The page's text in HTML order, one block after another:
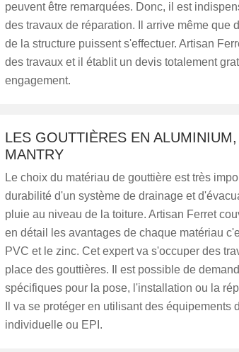
peuvent être remarquées. Donc, il est
des travaux de réparation. Il arrive même que
de la structure puissent s'effectuer. Artisan
des travaux et il établit un devis totalement
engagement.
LES GOUTTIÈRES EN
MANTRY
Le choix du matériau de gouttière est très
durabilité d'un système de drainage et
pluie au niveau de la toiture. Artisan Ferret
en détail les avantages de chaque matériau
PVC et le zinc. Cet expert va s'occuper des
place des gouttières. Il est possible de
spécifiques pour la pose, l'installation ou la
Il va se protéger en utilisant des équipements
individuelle ou EPI.